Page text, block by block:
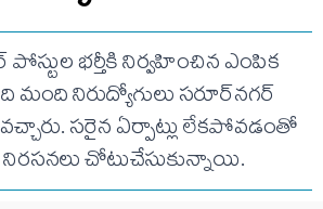
పోస్టుల భర్తీకి నిర్వహించిన ఎంపిక
మంది నిరుద్యోగులు సరూర్‌నగర్
సరైన ఏర్పాట్లు లేకపోవడంతో
చోటుచేసుకున్నాయి.